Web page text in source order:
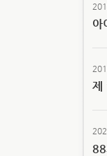
아
제
88